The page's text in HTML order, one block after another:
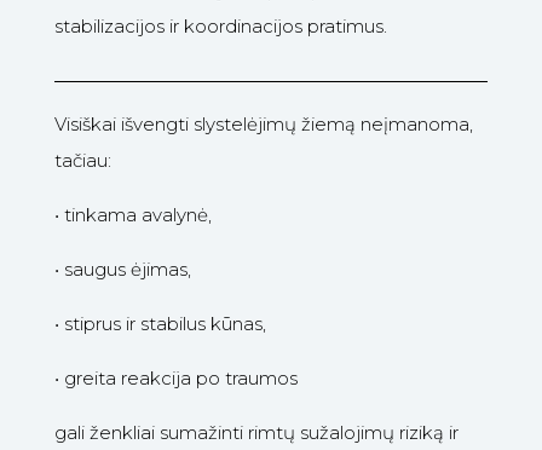
stabilizacijos ir koordinacijos pratimus.
Visiškai išvengti slystelėjimų žiemą neįmanoma,
tačiau:
• tinkama avalynė,
• saugus ėjimas,
• stiprus ir stabilus kūnas,
• greita reakcija po traumos
gali ženkliai sumažinti rimtų sužalojimų riziką ir